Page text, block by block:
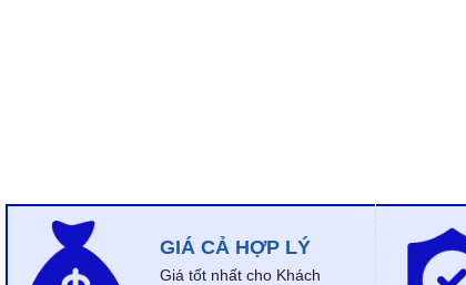
GIÁ CẢ HỢP LÝ
Giá tốt nhất cho Khách